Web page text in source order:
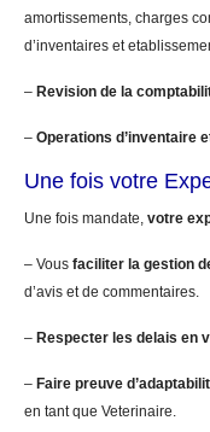
amortissements, charges
d’inventaires et
– Revision de la
– Operations d’inventaire
Une fois votre
Une fois mandate, votre
– Vous faciliter la gestion
d’avis et de commentaires.
– Respecter les delais en
– Faire preuve
en tant que Veterinaire.